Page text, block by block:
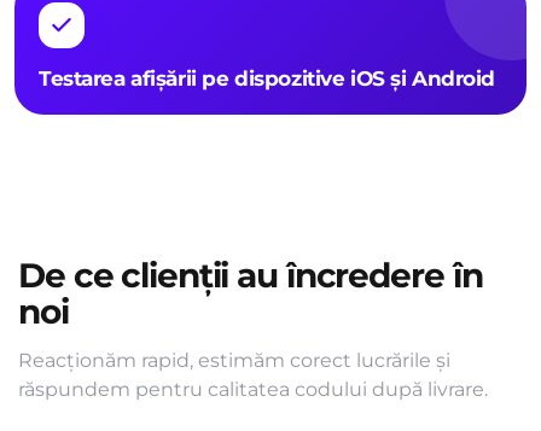
Testarea afișării pe dispozitive iOS și Android
De ce clienții au încredere în
noi
Reacționăm rapid, estimăm corect lucrările și
răspundem pentru calitatea codului după livrare.